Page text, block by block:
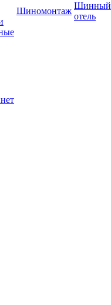
Шиномонтаж
Шинный
отель